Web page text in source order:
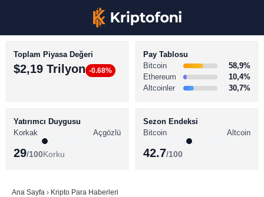
BİTCOİN HABERLERİ
ALTCOİN HABERLERİ
SÖZLÜK
Toplam Piyasa Değeri
$2,19 Trilyon -0.68%
Pay Tablosu
Bitcoin
58,9%
Ethereum
10,4%
Altcoinler
30,7%
Yatırımcı Duygusu
Korkak
Açgözlü
29/100Korku
Sezon Endeksi
Bitcoin
Altcoin
42.7/100
Ana Sayfa › Kripto Para Haberleri